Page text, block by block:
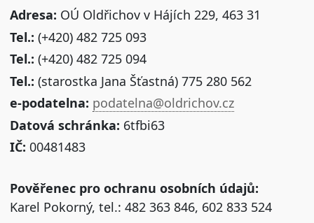
Adresa: OÚ Oldřichov v Hájích 229, 463 31
Tel.: (+420) 482 725 093
Tel.: (+420) 482 725 094
Tel.: (starostka Jana Šťastná) 775 280 562
e-podatelna: podatelna@oldrichov.cz
Datová schránka: 6tfbi63
IČ: 00481483
Pověřenec pro ochranu osobních údajů:
Karel Pokorný, tel.: 482 363 846, 602 833 524